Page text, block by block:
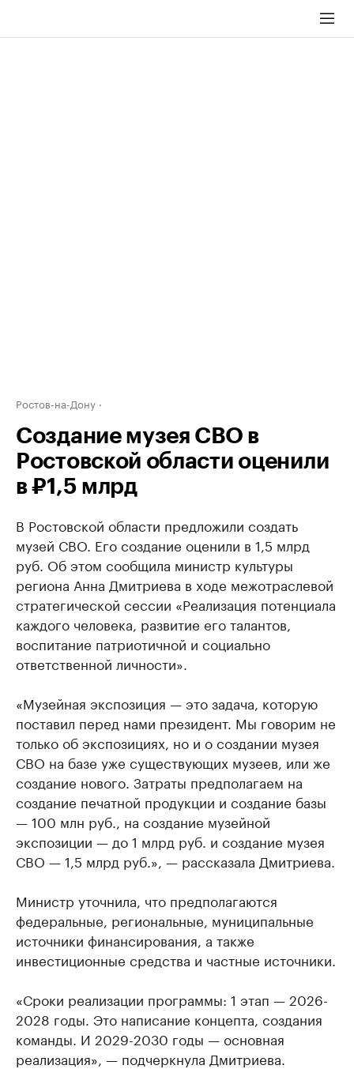
Ростов-на-Дону
Создание музея СВО в
Ростовской области оценили
в ₽1,5 млрд
В Ростовской области предложили создать
музей СВО. Его создание оценили в 1,5 млрд
руб. Об этом сообщила министр культуры
региона Анна Дмитриева в ходе межотраслевой
стратегической сессии «Реализация потенциала
каждого человека, развитие его талантов,
воспитание патриотичной и социально
ответственной личности».
«Музейная экспозиция — это задача, которую
поставил перед нами президент. Мы говорим не
только об экспозициях, но и о создании музея
СВО на базе уже существующих музеев, или же
создание нового. Затраты предполагаем на
создание печатной продукции и создание базы
— 100 млн руб., на создание музейной
экспозиции — до 1 млрд руб. и создание музея
СВО — 1,5 млрд руб.», — рассказала Дмитриева.
Министр уточнила, что предполагаются
федеральные, региональные, муниципальные
источники финансирования, а также
инвестиционные средства и частные источники.
«Сроки реализации программы: 1 этап — 2026-
2028 годы. Это написание концепта, создания
команды. И 2029-2030 годы — основная
реализация», — подчеркнула Дмитриева.